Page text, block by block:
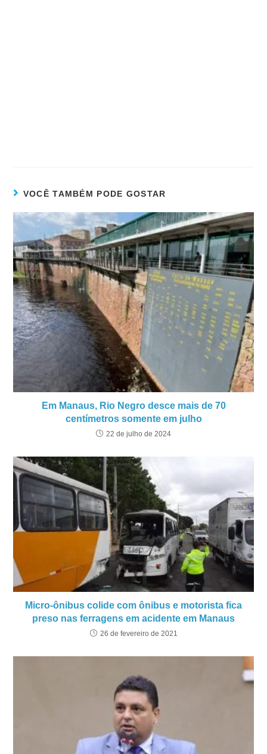
VOCÊ TAMBÉM PODE GOSTAR
Em Manaus, Rio Negro desce mais de 70
centímetros somente em julho
22 de julho de 2024
Micro-ônibus colide com ônibus e motorista fica
preso nas ferragens em acidente em Manaus
26 de fevereiro de 2021